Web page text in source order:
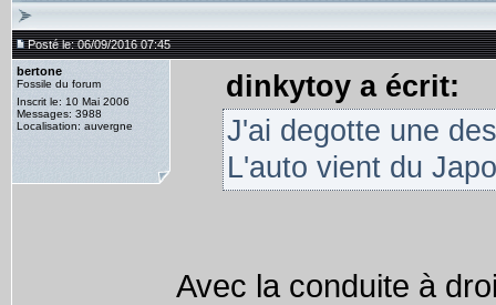
Posté le: 06/09/2016 07:45
bertone
Fossile du forum
Inscrit le: 10 Mai 2006
Messages: 3988
Localisation: auvergne
dinkytoy a écrit:
J'ai degotte une
L'auto vient du
Avec la conduite à